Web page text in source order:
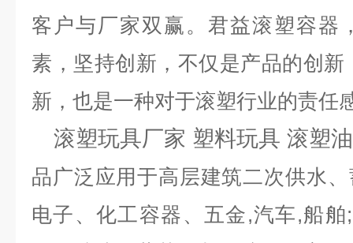
客户与厂家双赢。君益滚塑容器
素，坚持创新，不仅是产品的创
新，也是一种对于滚塑行业的责任
滚塑玩具厂家 塑料玩具 滚塑
品广泛应用于高层建筑二次供水
电子、化工容器、五金,汽车,船